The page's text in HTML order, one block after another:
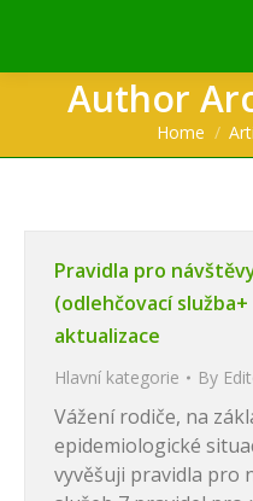
Author
You are
Home
Pravidla pro
(odlehčovací
aktualizace
Hlavní kategorie By
Vážení rodiče, na
epidemiologické
vyvěšuji pravidla pro